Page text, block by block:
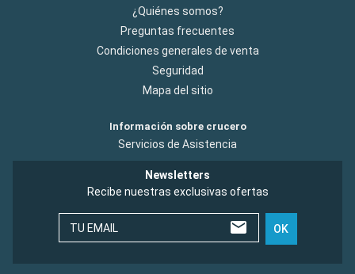
¿Quiénes somos?
Preguntas frecuentes
Condiciones generales de venta
Seguridad
Mapa del sitio
Información sobre crucero
Servicios de Asistencia
Newsletters
Recibe nuestras exclusivas ofertas
TU EMAIL OK